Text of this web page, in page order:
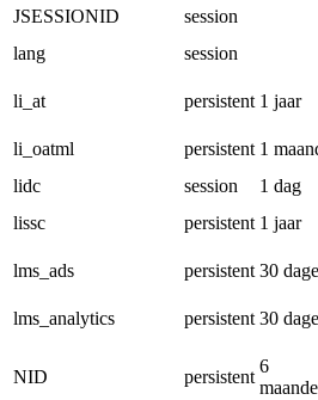
JSESSIONID
session
lang
session
li_at
persistent 1 jaar
li_oatml
persistent 1
lidc
session 1 dag
lissc
persistent 1 jaar
lms_ads
persistent 30
lms_analytics
persistent 30
NID persistent
6